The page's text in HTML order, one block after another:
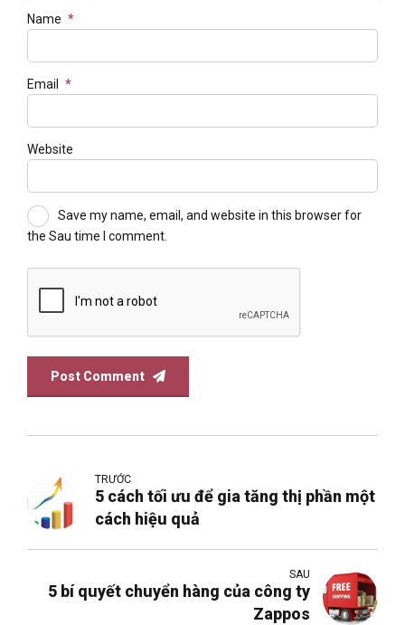
Name *
Email *
Website
Save my name, email, and website in this browser for
the Sau time I comment.
Post Comment
TRƯỚC
5 cách tối ưu để gia tăng thị phần một
cách hiệu quả
SAU
5 bí quyết chuyển hàng của công ty
Zappos